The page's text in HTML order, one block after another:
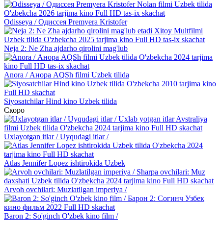
Odisseya / Одиссея Premyera Kristofer
Neja 2: Ne Zha ajdarho qirolini mag'lub
Anora / Анора AQSh filmi Uzbek tilida
Siyosatchilar Hind kino Uzbek tilida
Скоро
Uxlayotgan itlar / Uyqudagi itlar /
Atlas Jennifer Lopez ishtirokida Uzbek
Arvoh ovchilari: Muzlatilgan imperiya /
Baron 2: So'ginch O'zbek kino film /